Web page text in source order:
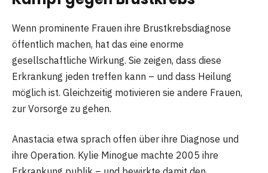
Wenn prominente Frauen ihre Brustkrebsdiagnose
öffentlich machen, hat das eine enorme
gesellschaftliche Wirkung. Sie zeigen, dass diese
Erkrankung jeden treffen kann – und dass Heilung
möglich ist. Gleichzeitig motivieren sie andere Frauen,
zur Vorsorge zu gehen.
Anastacia etwa sprach offen über ihre Diagnose und
ihre Operation. Kylie Minogue machte 2005 ihre